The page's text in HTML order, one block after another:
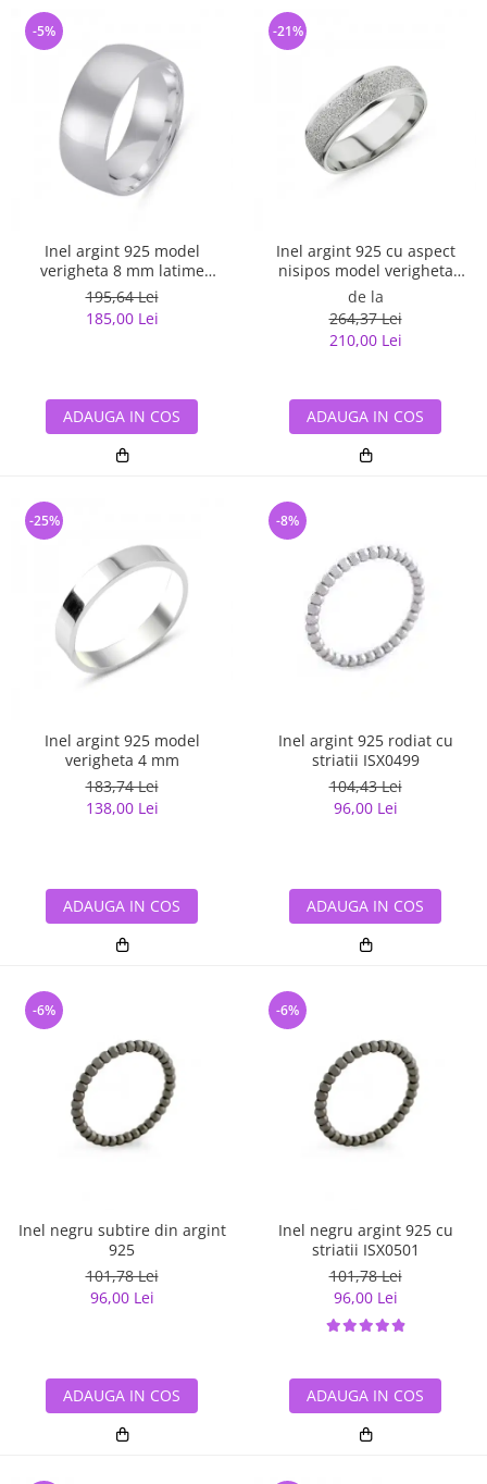
Inel argint 925 model
verigheta 8 mm latime
ITU0070
195,64 Lei
185,00 Lei
-5%
ADAUGA IN COS
Inel argint 925 cu aspect
nisipos model verigheta
ITU0079
de la
264,37 Lei
210,00 Lei
-21%
ADAUGA IN COS
Inel argint 925 model
verigheta 4 mm
183,74 Lei
138,00 Lei
-25%
ADAUGA IN COS
Inel argint 925 rodiat cu
striatii ISX0499
104,43 Lei
96,00 Lei
-8%
ADAUGA IN COS
Inel negru subtire din argint
925
101,78 Lei
96,00 Lei
-6%
ADAUGA IN COS
Inel negru argint 925 cu
striatii ISX0501
101,78 Lei
96,00 Lei
-6%
ADAUGA IN COS